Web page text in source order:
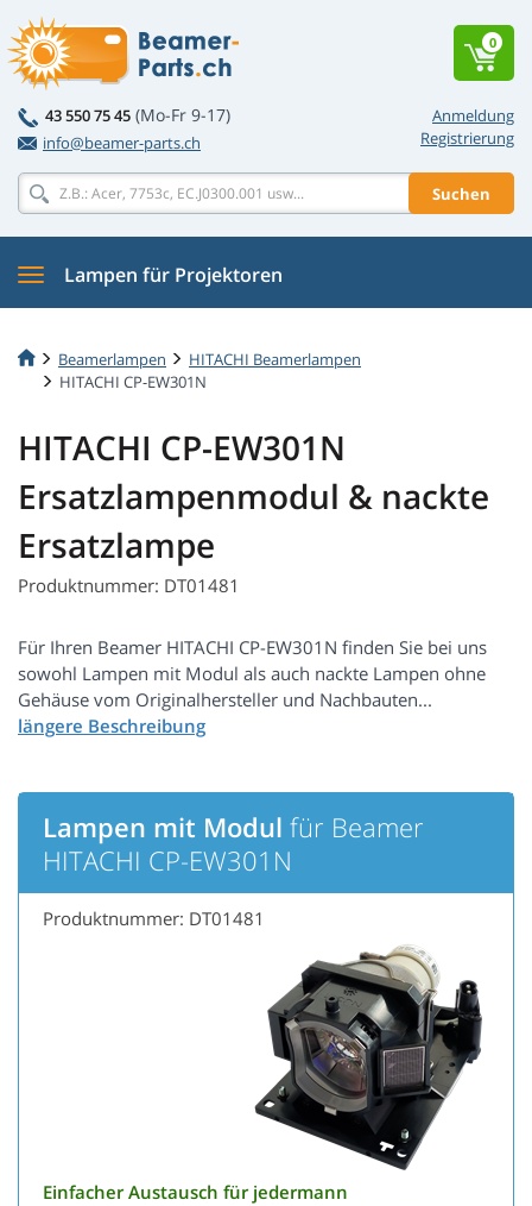
Anmeldung
Registrierung
43 550 75 45 (Mo-Fr 9-17)
info@beamer-parts.ch
Suchen
0
Lampen für Projektoren
Beamerlampen
HITACHI Beamerlampen
HITACHI CP-EW301N
HITACHI CP-EW301N
Ersatzlampenmodul & nackte
Ersatzlampe
Produktnummer: DT01481
Für Ihren Beamer HITACHI CP-EW301N finden Sie bei uns
sowohl Lampen mit Modul als auch nackte Lampen ohne
Gehäuse vom Originalhersteller und Nachbauten...
Lampen mit Modul für Beamer
HITACHI CP-EW301N
Produktnummer: DT01481
Einfacher Austausch für jedermann